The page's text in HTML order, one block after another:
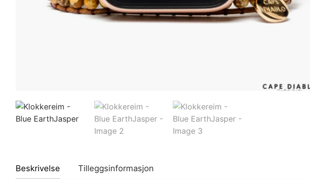
Beskrivelse Tilleggsinformasjon